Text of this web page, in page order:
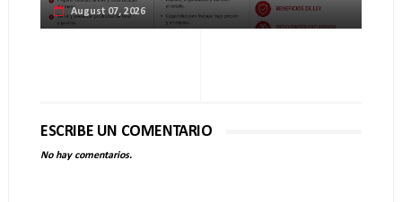
August 07, 2026
ESCRIBE UN COMENTARIO
No hay comentarios.